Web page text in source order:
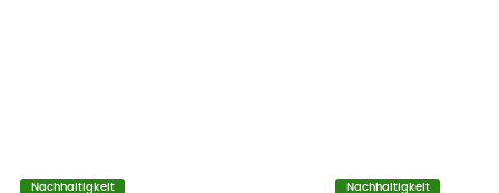
Nachhaltigkeit Nachhaltigkeit